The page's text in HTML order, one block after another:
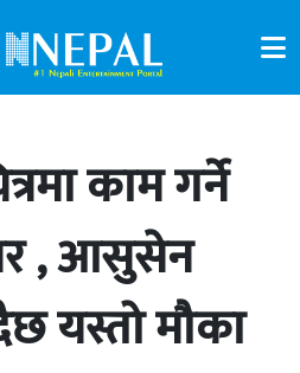
काम गर्ने
, आसुसेन
यस्तो मौका